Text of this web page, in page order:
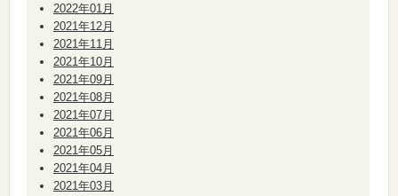
2022年01月
2021年12月
2021年11月
2021年10月
2021年09月
2021年08月
2021年07月
2021年06月
2021年05月
2021年04月
2021年03月